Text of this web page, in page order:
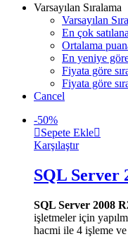
Varsayılan Sıralama
Varsayılan
En çok
Ortalama
En yeniye
Fiyata göre
Fiyata göre
Cancel
-50%
Sepete Ekle
Karşılaştır
SQL Server
SQL Server 2008
işletmeler için
hacmi ile 4 işleme